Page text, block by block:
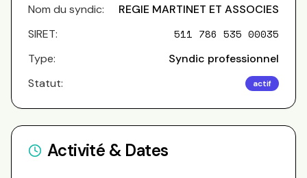
Nom du syndic:
REGIE MARTINET ET ASSOCIES
SIRET:
511 786 535 00035
Type:
Syndic professionnel
Statut:
actif
Activité & Dates